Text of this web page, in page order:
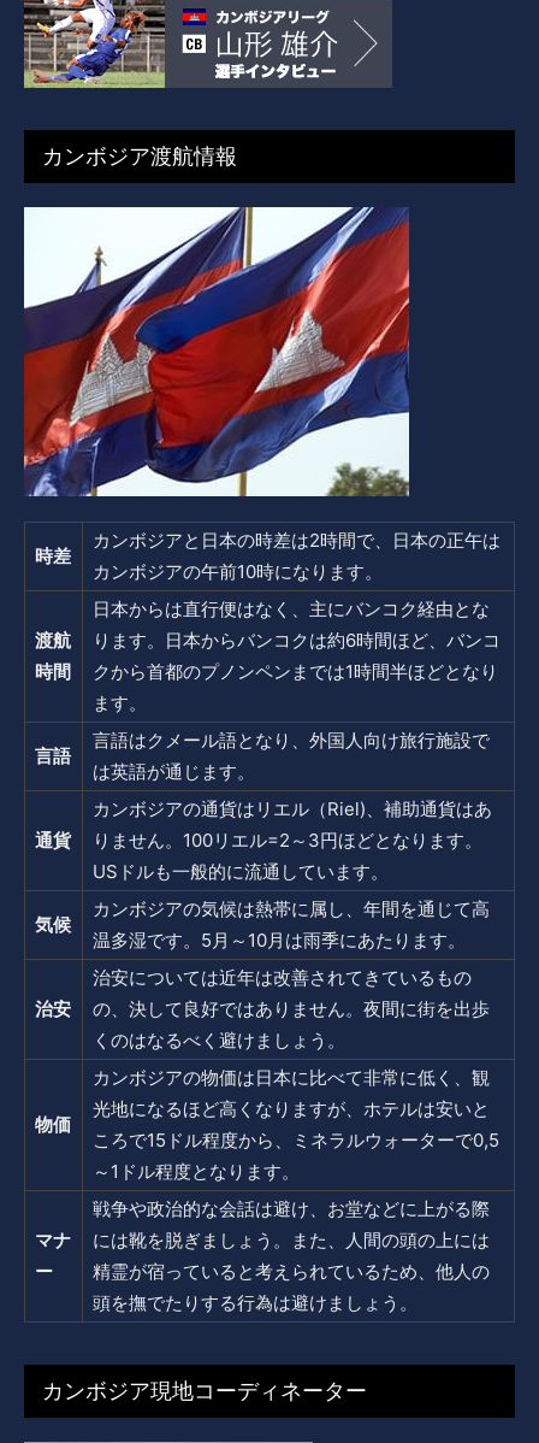
カンボジア渡航情報
時差
カンボジアと日本の時差は2時間で、日本の正午は
カンボジアの午前10時になります。
渡航
時間
日本からは直行便はなく、主にバンコク経由とな
ります。日本からバンコクは約6時間ほど、バンコ
クから首都のプノンペンまでは1時間半ほどとなり
ます。
言語
言語はクメール語となり、外国人向け旅行施設で
は英語が通じます。
通貨
カンボジアの通貨はリエル（Riel)、補助通貨はあ
りません。100リエル=2～3円ほどとなります。
USドルも一般的に流通しています。
気候
カンボジアの気候は熱帯に属し、年間を通じて高
温多湿です。5月～10月は雨季にあたります。
治安
治安については近年は改善されてきているもの
の、決して良好ではありません。夜間に街を出歩
くのはなるべく避けましょう。
物価
カンボジアの物価は日本に比べて非常に低く、観
光地になるほど高くなりますが、ホテルは安いと
ころで15ドル程度から、ミネラルウォーターで0,5
～1ドル程度となります。
マナ
ー
戦争や政治的な会話は避け、お堂などに上がる際
には靴を脱ぎましょう。また、人間の頭の上には
精霊が宿っていると考えられているため、他人の
頭を撫でたりする行為は避けましょう。
カンボジア現地コーディネーター